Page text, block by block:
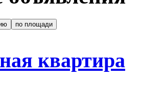
по площади
квартира